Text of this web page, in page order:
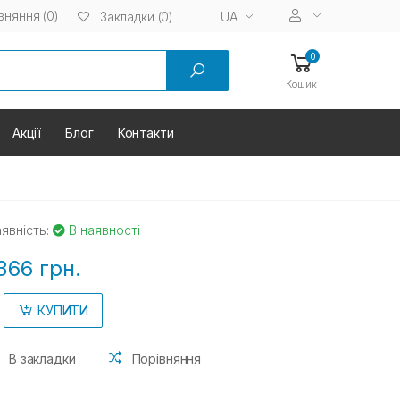
(0) Закладки (0) UA
0
Кошик
Акції Блог Контакти
В наявності
грн.
КУПИТИ
В закладки Порівняння